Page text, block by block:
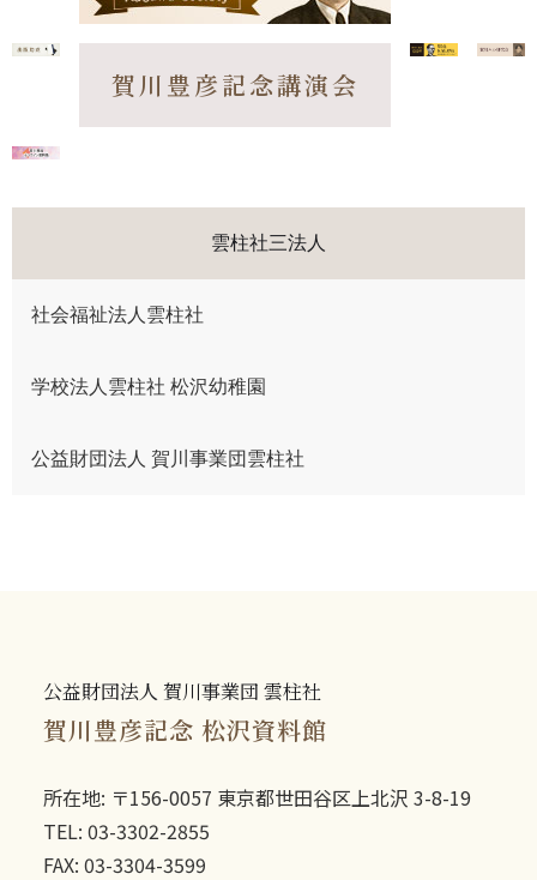
賀川豊彦記念講演会
雲柱社三法人
社会福祉法人雲柱社
学校法人雲柱社 松沢幼稚園
公益財団法人 賀川事業団雲柱社
公益財団法人 賀川事業団 雲柱社
賀川豊彦記念 松沢資料館
所在地: 〒156-0057 東京都世田谷区上北沢 3-8-19
TEL: 03-3302-2855
FAX: 03-3304-3599